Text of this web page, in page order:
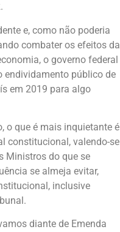
e, como não poderia
combater os efeitos da
o governo federal
endividamento público de
em 2019 para algo
o que é mais inquietante é
constitucional, valendo-se
Ministros do que se
se almeja evitar,
inclusive
diante de Emenda